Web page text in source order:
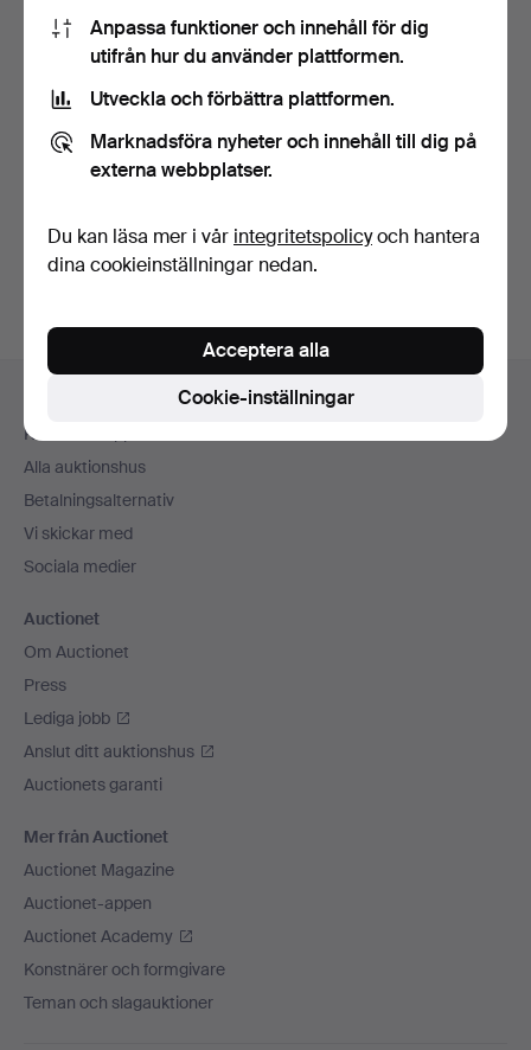
SKRIVBORD.
nyrenässans, 1800-tal.
120 USD
SKRIVBORD. Mahogny,
dubbelsidigt, 1900-tal.
150 USD
Sidfotsnavigation
Kontakta support
Alla auktionshus
Betalningsalternativ
Vi skickar med
Sociala medier
Auctionet
Om Auctionet
Press
Lediga jobb
Anslut ditt auktionshus
Auctionets garanti
Mer från Auctionet
Auctionet Magazine
Auctionet-appen
Auctionet Academy
Konstnärer och formgivare
Teman och slagauktioner
Anpassa funktioner och innehåll för dig
utifrån hur du använder plattformen.
Utveckla och förbättra plattformen.
Marknadsföra nyheter och innehåll till dig på
externa webbplatser.
Du kan läsa mer i vår integritetspolicyoch hantera
dina cookieinställningar nedan.
Cookie-inställningar
Acceptera alla